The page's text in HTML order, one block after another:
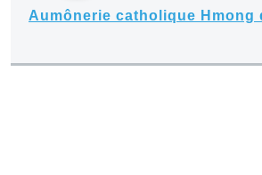
Aumônerie catholique Hmong